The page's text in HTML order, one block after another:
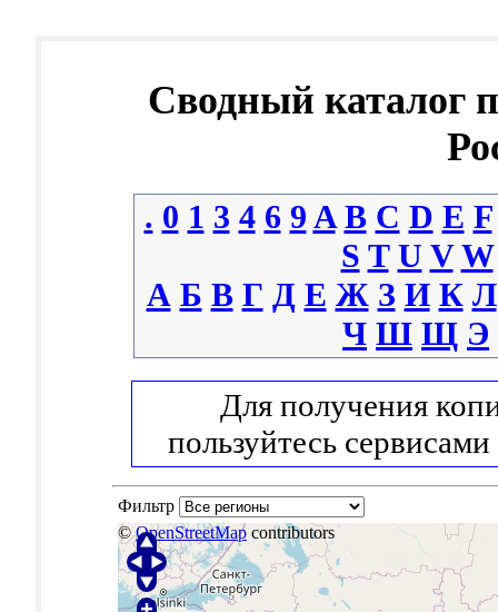
Сводный каталог
. 0 1 3 4 6 9 A B C D E F
S T U V W
А Б В Г Д Е Ж З И К Л
Ч Ш Щ Э
Для получения
пользуйтесь сервисами
Фильтр
©OpenStreetMap contributors